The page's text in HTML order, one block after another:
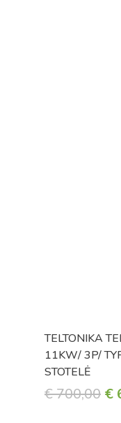
TELTONIKA
11KW/ 3P/
STOTELĖ
€700,00 €